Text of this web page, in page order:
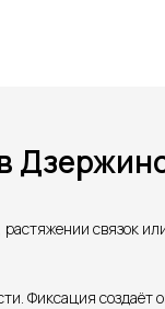
связок
Фиксация создаёт